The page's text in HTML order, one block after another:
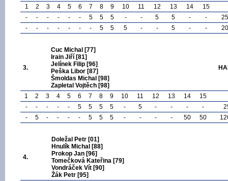
1 2 3 4 5 6 7 8 9 10 11 12 13 14
15
-
- - - - - 5 5 5 - - 5 5 - -
25
-
- - - - - - 5 5 5 - - 5 - - 20
3.
Cuc Michal [77]
Irain Jiří [81]
Jelínek Filip [96]
Peška Libor [87]
Šmoldas Michal [98]
Zapletal Vojtěch [98]
1 2 3 4 5 6 7 8 9 10 11 12 13 14
15
-
- - - - 5 5 5 5 - 5 - - - -
-
5 - - - - 5 5 5 - - - - 50 50
4.
Doležal Petr [01]
Hnulík Michal [88]
Prokop Jan [96]
Tomečková Kateřina [79]
Vondráček Vít [90]
Žák Petr [95]